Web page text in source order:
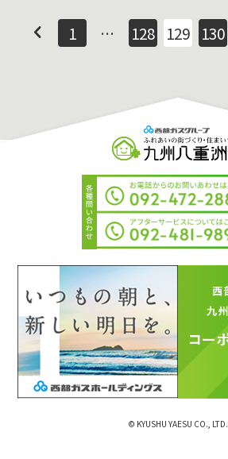
1 … 128 129 130
© KYUSHU YAESU CO., LTD.